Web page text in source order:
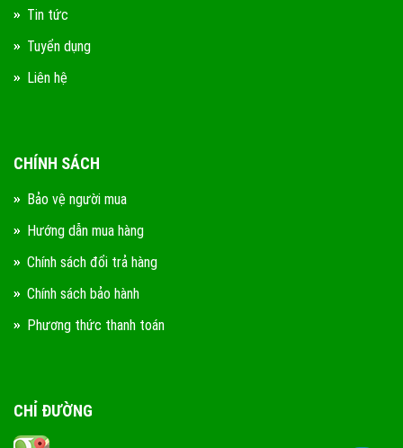
Tin tức
Tuyển dụng
Liên hệ
CHÍNH SÁCH
Bảo vệ người mua
Hướng dẫn mua hàng
Chính sách đổi trả hàng
Chính sách bảo hành
Phương thức thanh toán
CHỈ ĐƯỜNG